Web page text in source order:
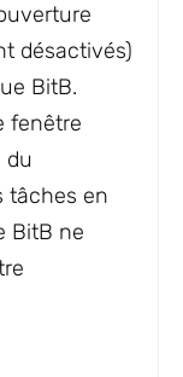
désactivés)
BitB.
fenêtre
du
tâches en
BitB ne